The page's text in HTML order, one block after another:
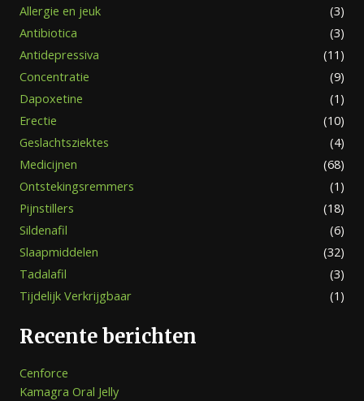
Allergie en jeuk
(3)
Antibiotica
(3)
Antidepressiva
(11)
Concentratie
(9)
Dapoxetine
(1)
Erectie
(10)
Geslachtsziektes
(4)
Medicijnen
(68)
Ontstekingsremmers
(1)
Pijnstillers
(18)
Sildenafil
(6)
Slaapmiddelen
(32)
Tadalafil
(3)
Tijdelijk Verkrijgbaar
(1)
Recente berichten
Cenforce
Kamagra Oral Jelly